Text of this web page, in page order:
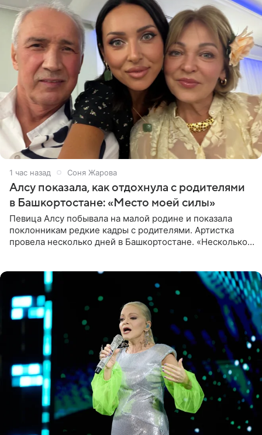
1 час назад Соня Жарова
Алсу показала, как отдохнула с родителями
в Башкортостане: «Место моей силы»
Певица Алсу побывала на малой родине и показала
поклонникам редкие кадры с родителями. Артистка
провела несколько дней в Башкортостане. «Несколько